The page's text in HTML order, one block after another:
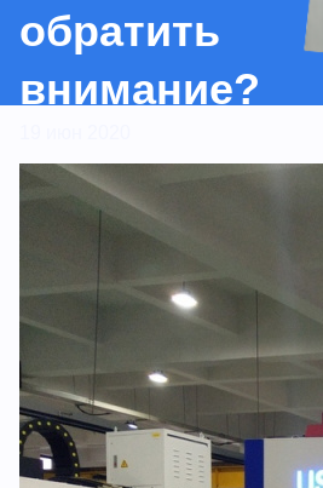
обратить
внимание?